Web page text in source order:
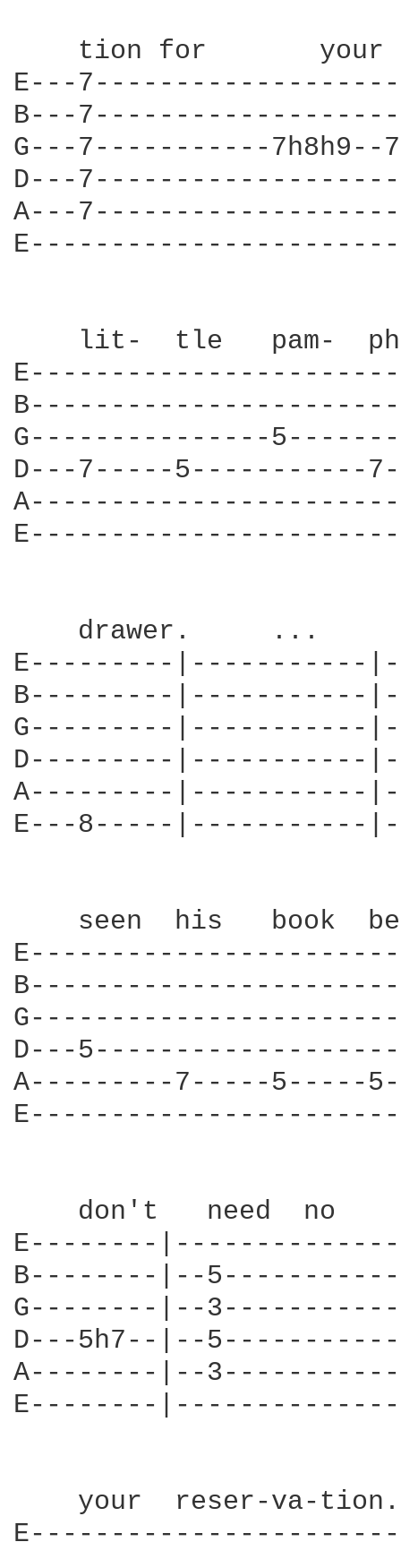
tion for
E---
B---
G---7-----------
D---
A---
lit-  tle   pam-
G---------------
D---7-----
drawer.     ...
E---------|-----------
B---------|-----------
G---------|-----------
D---------|-----------
A---------|-----------
E---8-----
seen  his   book
D---
A---------7-----
don't   need  no
E--------
B--------|--
G--------|--
D---5h7--|--
A--------|--3-----------
E--------
your  reser-va-